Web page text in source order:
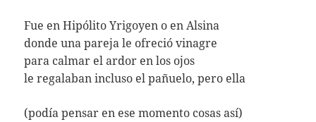
Fue en Hipólito Yrigoyen o en Alsina
donde una pareja le ofreció vinagre
para calmar el ardor en los ojos
le regalaban incluso el pañuelo, pero ella
(podía pensar en ese momento cosas así)